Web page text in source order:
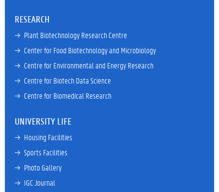
RESEARCH
→ Plant Biotechnology Research Centre
→ Center for Food Biotechnology and Microbiology
→ Centre for Environmental and Energy Research
→ Centre for Biotech Data Science
→ Centre for Biomedical Research
UNIVERSITY LIFE
→ Housing Facilities
→ Sports Facilities
→ Photo Gallery
→ IGC Journal